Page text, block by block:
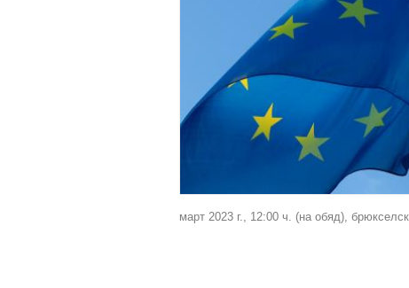
март 2023 г., 12:00 ч. (на обяд),